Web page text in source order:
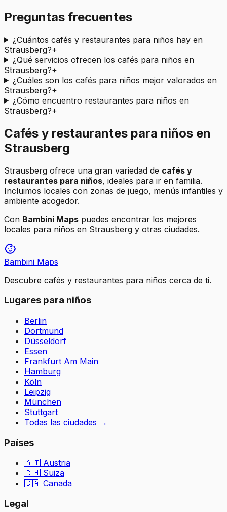
Preguntas frecuentes
¿Cuántos cafés y restaurantes para niños hay en
Strausberg?+
¿Qué servicios ofrecen los cafés para niños en
Strausberg?+
¿Cuáles son los cafés para niños mejor valorados en
Strausberg?+
¿Cómo encuentro restaurantes para niños en
Strausberg?+
Cafés y restaurantes para niños en
Strausberg
Strausberg ofrece una gran variedad de cafés y
restaurantes para niños, ideales para ir en familia.
Incluimos locales con zonas de juego, menús infantiles y
ambiente acogedor.
Con Bambini Maps puedes encontrar los mejores
locales para niños en Strausberg y otras ciudades.
Bambini Maps
Descubre cafés y restaurantes para niños cerca de ti.
Lugares para niños
Berlin
Dortmund
Düsseldorf
Essen
Frankfurt Am Main
Hamburg
Köln
Leipzig
München
Stuttgart
Todas las ciudades →
Países
🇦🇹 Austria
🇨🇭 Suiza
🇨🇦 Canada
Legal